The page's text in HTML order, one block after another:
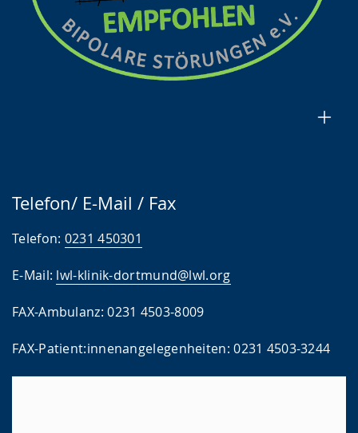
Telefon/ E-Mail / Fax
Telefon: 0231 450301
E-Mail: lwl-klinik-dortmund@lwl.org
FAX-Ambulanz: 0231 4503-8009
FAX-Patient:innenangelegenheiten: 0231 4503-3244